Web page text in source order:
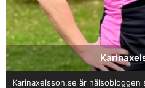
Karinaxelsson.se är hälsobloggen